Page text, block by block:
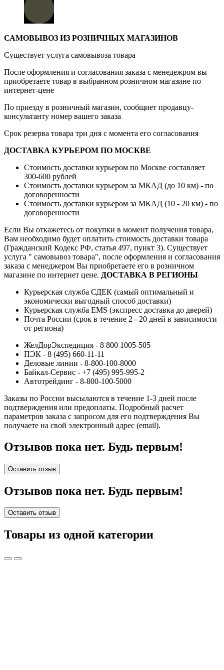
САМОВЫВОЗ ИЗ РОЗНИЧНЫХ МАГАЗИНОВ
Существует услуга самовывоза товара
После оформления и согласования заказа с менедежром вы
приобретаете товар в выбранном розничном магазине по
интернет-цене
По приезду в розничный магазин, сообщиет продавцу-
консультанту номер вашего заказа
Срок резерва товара три дня с момента его согласования
ДОСТАВКА КУРЬЕРОМ ПО МОСКВЕ
Стоимость доставки курьером по Москве составляет
300-600 рублей
Стоимость доставки курьером за МКАД (до 10 км) - по
договоренности
Стоимость доставки курьером за МКАД (10 - 20 км) - по
договоренности
Если Вы откажетесь от покупки в момент получения товара,
Вам необходимо будет оплатить стоимость доставки товара
(Гражданский Кодекс РФ, статья 497, пункт 3). Существует
услуга " самовывоз товара", после оформления и согласования
заказа с менеджером Вы приобретаете его в розничном
магазине по интернет цене. ДОСТАВКА В РЕГИОНЫ
Курьерская служба СДЕК (самый оптимальный и
экономически выгодный способ доставки)
Курьерская служба EMS (экспресс доставка до дверей)
Почта России (срок в течение 2 - 20 дней в зависимости
от региона)
ЖелДорЭкспедиция - 8 800 1005-505
ПЭК - 8 (495) 660-11-11
Деловые линии - 8-800-100-8000
Байкал-Сервис - +7 (495) 995-995-2
Автотрейдинг - 8-800-100-5000
Заказы по России высылаются в течение 1-3 дней после
подтверждения или предоплаты. Подробный расчет
параметров заказа с запросом для его подтверждения Вы
получаете на свой электронный адрес (email).
Отзывов пока нет. Будь первым!
Оставить отзыв
Отзывов пока нет. Будь первым!
Оставить отзыв
Товары из одной категории